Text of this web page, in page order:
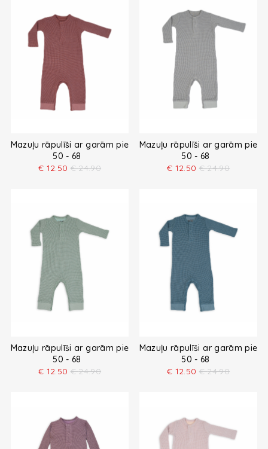
Mazuļu rāpulīši ar garām piedurknēm
50 - 68
€ 12.50 € 24.90
Mazuļu rāpulīši ar garām
50 - 68
€ 12.50 € 24.90
Mazuļu rāpulīši ar garām piedurknēm
50 - 68
€ 12.50 € 24.90
Mazuļu rāpulīši ar garām
50 - 68
€ 12.50 € 24.90